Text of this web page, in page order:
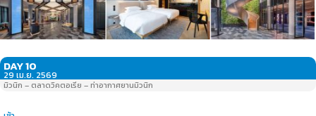
DAY 10
29 เม.ย. 2569
มิวนิก – ตลาดวิคตอเรีย – ท่าอากาศยานมิวนิก